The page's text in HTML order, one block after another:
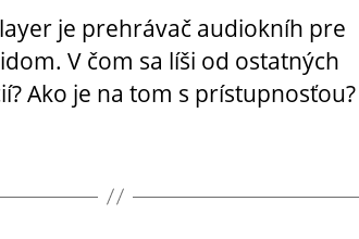
je prehrávač audiokníh pre
V čom sa líši od ostatných
Ako je na tom s prístupnosťou?